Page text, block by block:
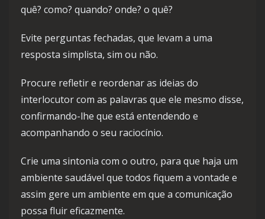
quê? como? quando? onde? o quê?
Evite perguntas fechadas, que levam a uma
resposta simplista, sim ou não.
Procure refletir e reordenar as ideias do
interlocutor com as palavras que ele mesmo disse,
confirmando-lhe que está entendendo e
acompanhando o seu raciocínio.
Crie uma sintonia com o outro, para que haja um
ambiente saudável que todos fiquem a vontade e
assim gere um ambiente em que a comunicação
possa fluir eficazmente.